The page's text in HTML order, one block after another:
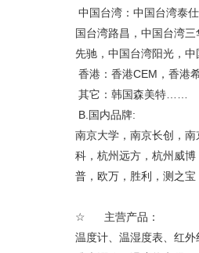
中国台湾：中国台湾泰
国台湾路昌，中国台湾
先驰，中国台湾阳光，
香港：香港CEM，香港
其它：韩国森美特……
B.国内品牌:
南京大学，南京长创，
科，杭州远方，杭州威
普，欧万，胜利，测之
☆ 主营产品：
温度计、温湿度表、红